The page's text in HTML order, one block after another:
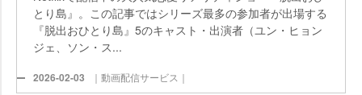
とり島』。この記事ではシリーズ最多の参加者が出場する
『脱出おひとり島』5のキャスト・出演者（ユン・ヒョン
ジェ、ソン・ス...
2026-02-03 ｜動画配信サービス｜